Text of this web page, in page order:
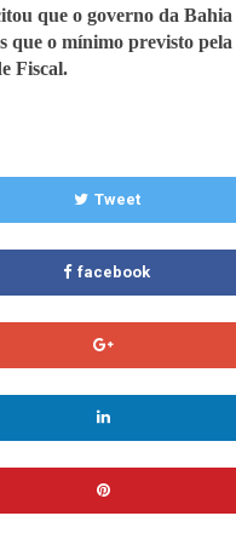
que o governo da Bahia
que o mínimo previsto
Fiscal.
Tweet
facebook